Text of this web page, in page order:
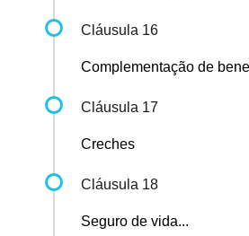
Cláusula 16
Complementação de
Cláusula 17
Creches
Cláusula 18
Seguro de vida...